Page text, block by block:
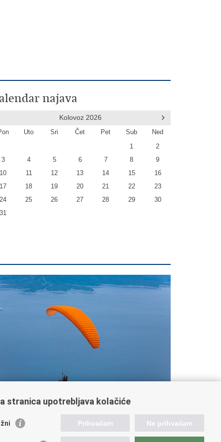
najava
Kolovoz 2026
Uto Sri Čet Pet Sub Ned
1
2
3
4 5 6 7 8
9
10
11 12 13 14 15
16
17
18 19 20 21 22
23
24
25 26 27 28 29
30
31
nas
stranica upotrebljava kolačiće
Prihvaćam Ne prihvaćam